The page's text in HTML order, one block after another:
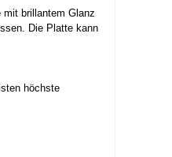
mit brillantem Glanz
Die Platte kann
höchste